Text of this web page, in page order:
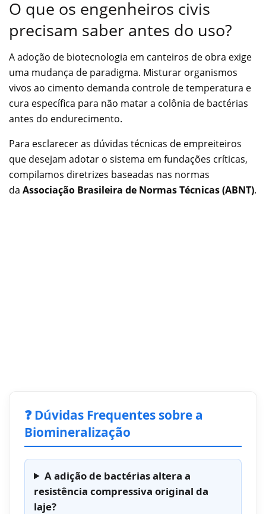
O que os engenheiros civis
precisam saber antes do uso?
A adoção de biotecnologia em canteiros de obra exige
uma mudança de paradigma. Misturar organismos
vivos ao cimento demanda controle de temperatura e
cura específica para não matar a colônia de bactérias
antes do endurecimento.
Para esclarecer as dúvidas técnicas de empreiteiros
que desejam adotar o sistema em fundações críticas,
compilamos diretrizes baseadas nas normas
da Associação Brasileira de Normas Técnicas (ABNT).
❓ Dúvidas Frequentes sobre a
Biomineralização
A adição de bactérias altera a
resistência compressiva original da
laje?